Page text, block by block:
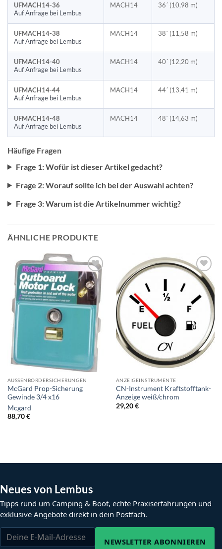
UFMACH14-36
Auf Anfrage bei Lembus
MACH14 36´ (10,98 m)
UFMACH14-38
Auf Anfrage bei Lembus
MACH14 38´ (11,58 m)
UFMACH14-40
Auf Anfrage bei Lembus
MACH14 40´ (12,20 m)
UFMACH14-44
Auf Anfrage bei Lembus
MACH14 44´ (13,41 m)
UFMACH14-48
Auf Anfrage bei Lembus
MACH14 48´ (14,63 m)
Häufige Fragen
Frage 1: Wofür ist dieser Artikel gedacht?
Frage 2: Worauf sollte ich bei der Auswahl achten?
Frage 3: Warum ist die Artikelnummer wichtig?
ÄHNLICHE PRODUKTE
AUSSENBORDERSICHERUNGEN
McGard Prop-Sicherung
Gewinde 3/4 x16
Mcgard
88,70€
ANZEIGEINSTRUMENTE
CN-Instrument Kraftstofftank-
Anzeige weiß/chrom
29,20€
Neues von Lembus
Tipps rund um Camping & Boot, echte Praxiserfahrungen und
exklusive Angebote direkt in dein Postfach.
NEWSLETTER ABONNIEREN